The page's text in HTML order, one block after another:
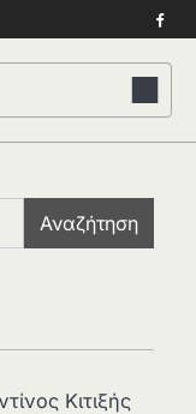
Αναζήτηση
Κιτιξής